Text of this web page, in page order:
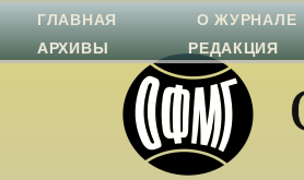
ГЛАВНАЯ О ЖУРНАЛЕ
АРХИВЫ
РЕДАКЦИЯ